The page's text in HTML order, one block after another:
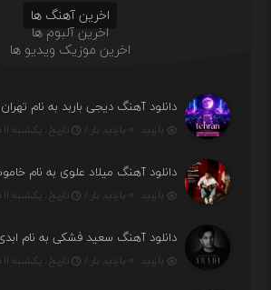
اخرین آهنگ ها
اخرین آلبوم ها
اخرین موزیک ویدیو ها
دانلود آهنگ دیجی باربد به نام تهران فیت ۵۵
بازدید : ۰ بازدید بار / تاریخ : یکشنبه ۱۱ مرداد ۱۴۰۵
دانلود آهنگ میلاد علوی به نام
بازدید : ۰ بازدید بار / تاریخ : یکشنبه ۱۱ مرداد ۱۴۰۵
دانلود آهنگ سعید فشکی به نام
بازدید : ۰ بازدید بار / تاریخ : یکشنبه ۱۱ مرداد ۱۴۰۵